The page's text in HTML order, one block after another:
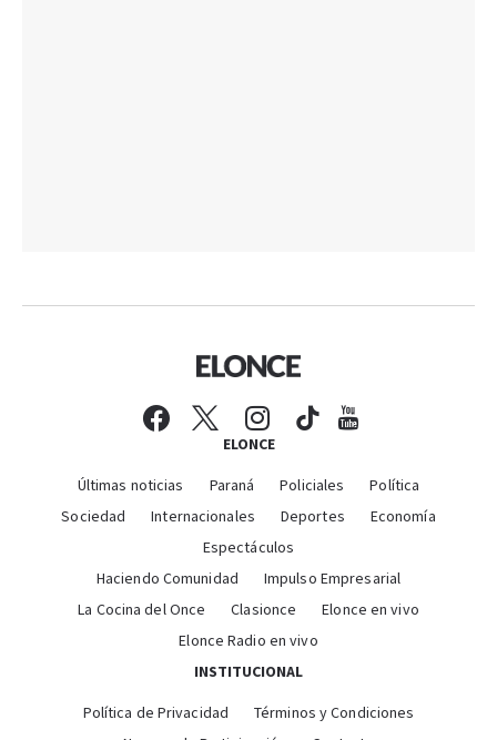
ELONCE
Últimas noticias Paraná Policiales
Política
Sociedad
Internacionales Deportes
Economía
Espectáculos
Haciendo Comunidad
Impulso Empresarial
La Cocina del Once
Clasionce
Elonce en vivo
Elonce Radio en vivo
INSTITUCIONAL
Política de Privacidad
Términos y Condiciones